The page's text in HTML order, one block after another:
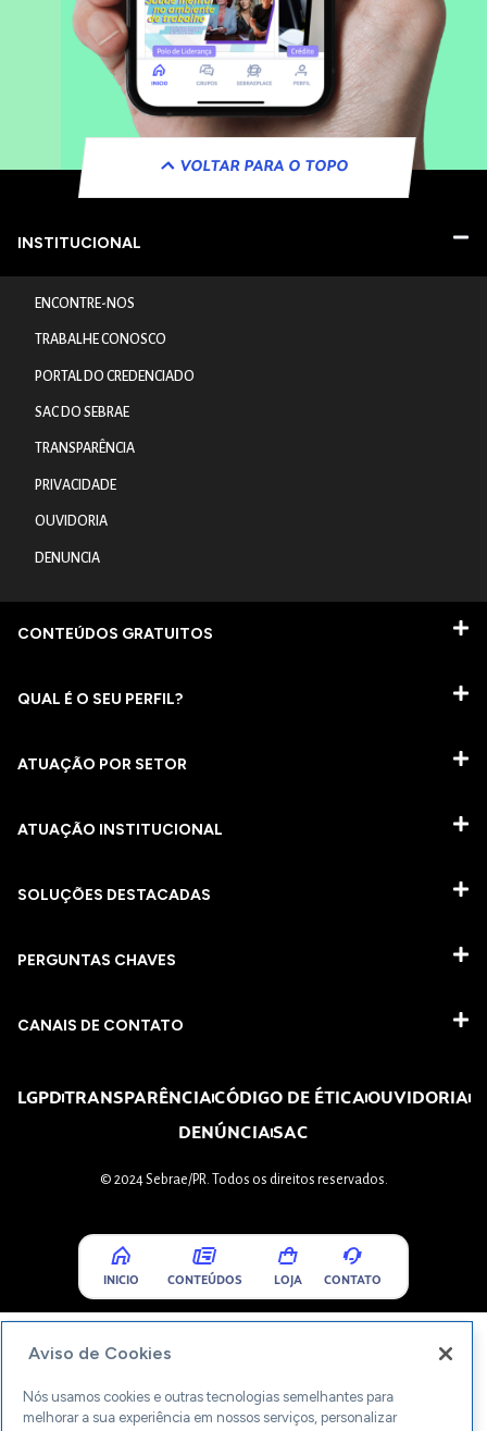
VOLTAR PARA O TOPO
INSTITUCIONAL
ENCONTRE-NOS
TRABALHE CONOSCO
PORTAL DO CREDENCIADO
SAC DO SEBRAE
TRANSPARÊNCIA
PRIVACIDADE
OUVIDORIA
DENUNCIA
CONTEÚDOS GRATUITOS
QUAL É O SEU PERFIL?
ATUAÇÃO POR SETOR
ATUAÇÃO INSTITUCIONAL
SOLUÇÕES DESTACADAS
PERGUNTAS CHAVES​
CANAIS DE CONTATO
LGPDTRANSPARÊNCIACÓDIGO DE ÉTICAOUVIDORIA
DENÚNCIASAC
© 2024 Sebrae/PR. Todos os direitos reservados.
INICIO CONTEÚDOS LOJA CONTATO
Aviso de Cookies
Nós usamos cookies e outras tecnologias semelhantes para
melhorar a sua experiência em nossos serviços, personalizar